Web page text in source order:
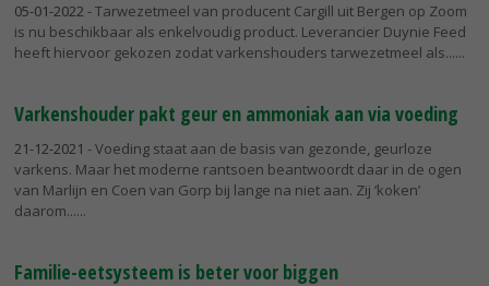
05-01-2022 - Tarwezetmeel van producent Cargill uit Bergen op Zoom
is nu beschikbaar als enkelvoudig product. Leverancier Duynie Feed
heeft hiervoor gekozen zodat varkenshouders tarwezetmeel als...
Varkenshouder pakt geur en ammoniak aan via voeding
21-12-2021 - Voeding staat aan de basis van gezonde, geurloze
varkens. Maar het moderne rantsoen beantwoordt daar in de ogen
van Marlijn en Coen van Gorp bij lange na niet aan. Zij ‘koken’
daarom...
Familie-eetsysteem is beter voor biggen